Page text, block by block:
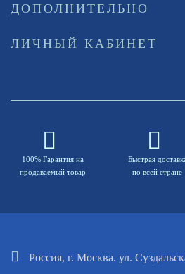
ДОПОЛНИТЕЛЬНО
ЛИЧНЫЙ КАБИНЕТ
100% Гарантия на
продаваемый товар
Быстрая
по всей стране
Россия, г. Москва. ул.